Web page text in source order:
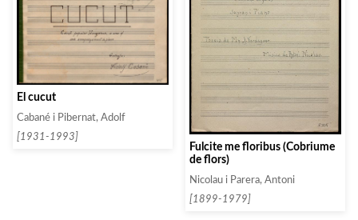
El cucut
Cabané i Pibernat, Adolf
[1931-1993]
Fulcite me floribus (Cobriume
de flors)
Nicolau i Parera, Antoni
[1899-1979]